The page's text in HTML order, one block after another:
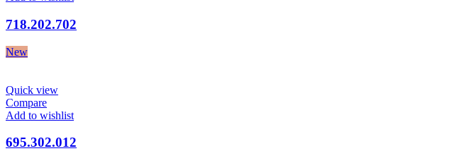
718.202.702
New
Quick view
Compare
Add to wishlist
695.302.012